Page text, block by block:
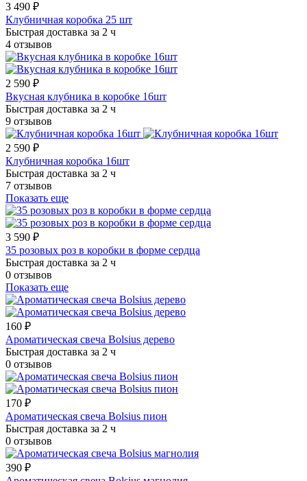
3 490 ₽
Клубничная коробка 25 шт
Быстрая доставка за 2 ч
4 отзывов
2 590 ₽
Вкусная клубника в коробке 16шт
Быстрая доставка за 2 ч
9 отзывов
2 590 ₽
Клубничная коробка 16шт
Быстрая доставка за 2 ч
7 отзывов
Показать еще
3 590 ₽
35 розовых роз в коробки в форме сердца
Быстрая доставка за 2 ч
0 отзывов
Показать еще
160 ₽
Ароматическая свеча Bolsius дерево
Быстрая доставка за 2 ч
0 отзывов
170 ₽
Ароматическая свеча Bolsius пион
Быстрая доставка за 2 ч
0 отзывов
390 ₽